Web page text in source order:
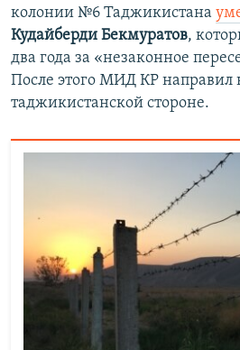
колонии №6 Таджикистана
Кудайберди Бекмуратов,
два года за «незаконное
После этого МИД КР направил
таджикистанской стороне.